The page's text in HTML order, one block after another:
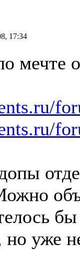
17:34
мечте
но уже